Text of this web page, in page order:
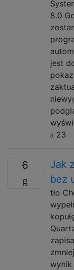
8.0
jest
23
6
Jak
bez
tło
wynik